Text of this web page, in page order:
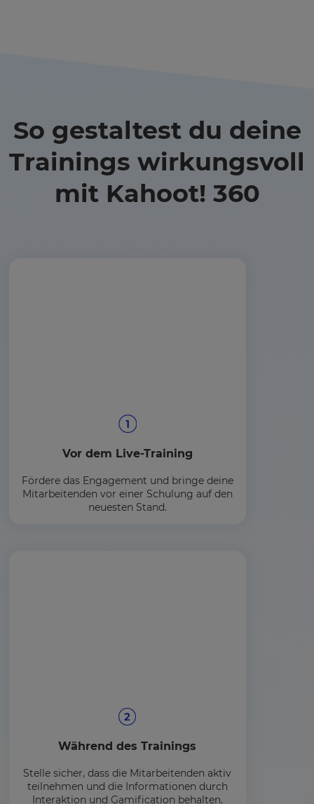
So gestaltest du deine
Trainings wirkungsvoll
mit Kahoot! 360
Vor dem Live-Training
Fördere das Engagement und bringe deine
Mitarbeitenden vor einer Schulung auf den
neuesten Stand.
Während des Trainings
Stelle sicher, dass die Mitarbeitenden aktiv
teilnehmen und die Informationen durch
Interaktion und Gamification behalten.